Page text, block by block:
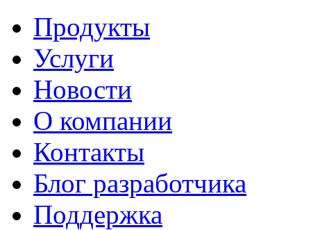
Продукты
Услуги
Новости
О компании
Контакты
Блог разработчика
Поддержка